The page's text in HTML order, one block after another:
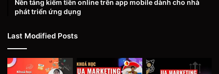
Nền tảng kiếm tiền online trên app mobile dành cho nhà
phát triển ứng dụng
Last Modified Posts